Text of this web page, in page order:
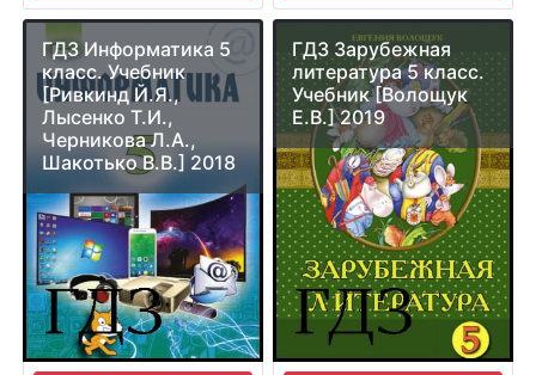
ГДЗ Информатика 5
класс. Учебник
[Ривкинд Й.Я.,
Лысенко Т.И.,
Черникова Л.А.,
Шакотько В.В.] 2018
ГДЗ Зарубежная
литература 5 класс.
Учебник [Волощук
Е.В.] 2019